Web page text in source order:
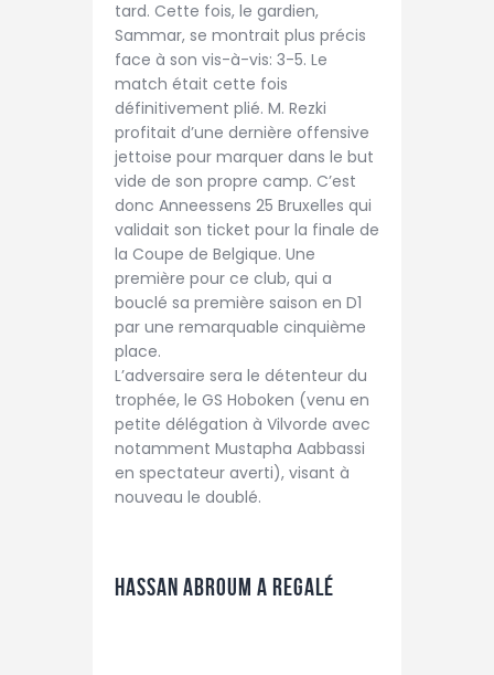
tard. Cette fois, le gardien,
Sammar, se montrait plus précis
face à son vis-à-vis: 3-5. Le
match était cette fois
définitivement plié. M. Rezki
profitait d’une dernière offensive
jettoise pour marquer dans le but
vide de son propre camp. C’est
donc Anneessens 25 Bruxelles qui
validait son ticket pour la finale de
la Coupe de Belgique. Une
première pour ce club, qui a
bouclé sa première saison en D1
par une remarquable cinquième
place.
L’adversaire sera le détenteur du
trophée, le GS Hoboken (venu en
petite délégation à Vilvorde avec
notamment Mustapha Aabbassi
en spectateur averti), visant à
nouveau le doublé.
HASSAN ABROUM A REGALÉ